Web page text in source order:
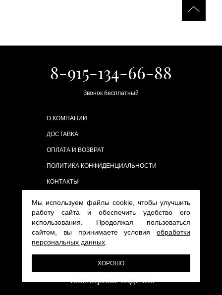
8-915-134-66-88
Звонок бесплатный
О КОМПАНИИ
ДОСТАВКА
ОПЛАТА И ВОЗВРАТ
ПОЛИТИКА КОНФИДЕНЦИАЛЬНОСТИ
КОНТАКТЫ
Мы используем файлы cookie, чтобы улучшить
работу сайта и обеспечить удобство его
использования. Продолжая пользоваться
сайтом, вы принимаете условия обработки
персональных данных
ХОРОШО